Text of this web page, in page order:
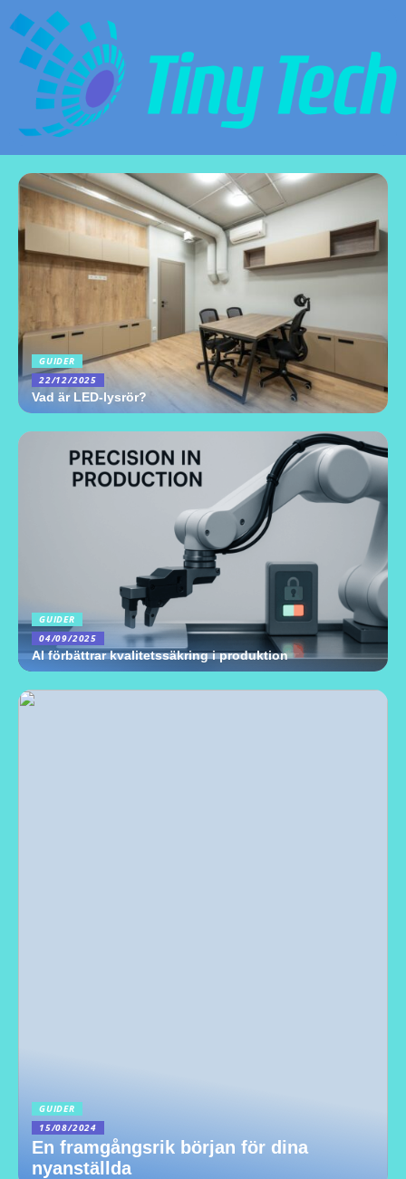
GUIDER
22/12/2025
Vad är LED-lysrör?
GUIDER
04/09/2025
AI förbättrar kvalitetssäkring i produktion
GUIDER
15/08/2024
En framgångsrik början för dina
nyanställda